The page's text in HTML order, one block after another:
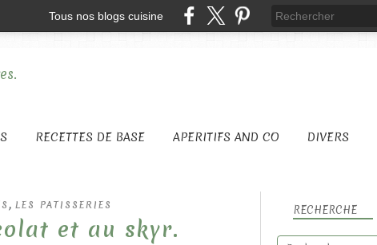
Tous nos blogs cuisine
RECETTES DE BASE APERITIFS AND CO DIVERS
, LES PATISSERIES
et au skyr.
RECHERCHE